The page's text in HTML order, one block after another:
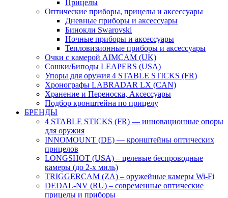
Прицелы
Оптические приборы, прицелы и аксессуары
Дневные приборы и аксессуары
Бинокли Swarovski
Ночные приборы и аксессуары
Тепловизионные приборы и аксессуары
Очки с камерой AIMCAM (UK)
Сошки/Биподы LEAPERS (USA)
Упоры для оружия 4 STABLE STICKS (FR)
Хронографы LABRADAR LX (CAN)
Хранение и Переноска, Аксессуары
Подбор кронштейна по прицелу
БРЕНДЫ
4 STABLE STICKS (FR) — инновационные опоры
для оружия
INNOMOUNT (DE) — кронштейны оптических
прицелов
LONGSHOT (USA) – целевые беспроводные
камеры (до 2-х миль)
TRIGGERCAM (ZA) – оружейные камеры Wi-Fi
DEDAL-NV (RU) – современные оптические
прицелы и приборы